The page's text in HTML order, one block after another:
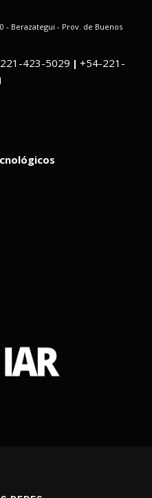
- Berazategui - Prov. de Buenos
423-5029 | +54-221-